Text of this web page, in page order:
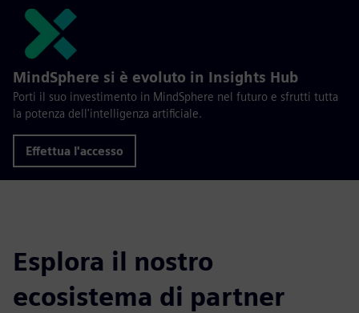
MindSphere si è evoluto in Insights Hub
Porti il suo investimento in MindSphere nel futuro e sfrutti tutta
la potenza dell'intelligenza artificiale.
Effettua l'accesso
Esplora il nostro
ecosistema di partner